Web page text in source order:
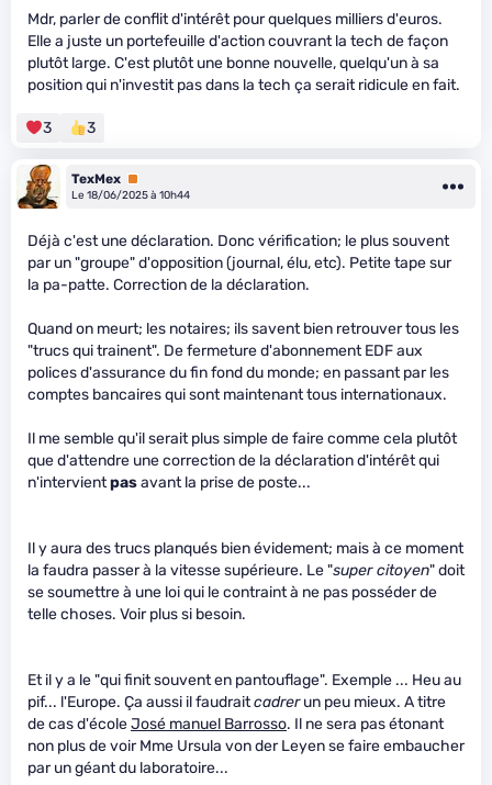
Mdr, parler de conflit d'intérêt pour quelques milliers d'euros.
Elle a juste un portefeuille d'action couvrant la tech de façon
plutôt large. C'est plutôt une bonne nouvelle, quelqu'un à sa
position qui n'investit pas dans la tech ça serait ridicule en fait.
3 3
TexMex Premium
Le 18/06/2025 à 10h44
Déjà c'est une déclaration. Donc vérification; le plus souvent
par un "groupe" d'opposition (journal, élu, etc). Petite tape sur
la pa-patte. Correction de la déclaration.
Quand on meurt; les notaires; ils savent bien retrouver tous les
"trucs qui trainent". De fermeture d'abonnement EDF aux
polices d'assurance du fin fond du monde; en passant par les
comptes bancaires qui sont maintenant tous internationaux.
Il me semble qu'il serait plus simple de faire comme cela plutôt
que d'attendre une correction de la déclaration d'intérêt qui
n'intervientpasavant la prise de poste...
Il y aura des trucs planqués bien évidement; mais à ce moment
la faudra passer à la vitesse supérieure. Le "super citoyen" doit
se soumettre à une loi qui le contraint à ne pas posséder de
telle choses. Voir plus si besoin.
Et il y a le "qui finit souvent en pantouflage". Exemple ... Heu au
pif... l'Europe. Ça aussi il faudraitcadrerun peu mieux. A titre
de cas d'écoleJosé manuel Barrosso. Il ne sera pas étonant
non plus de voir Mme Ursula von der Leyen se faire embaucher
par un géant du laboratoire...